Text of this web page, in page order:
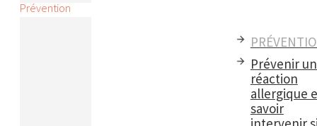
Prévention
Prévenir
réaction
allergique
savoir